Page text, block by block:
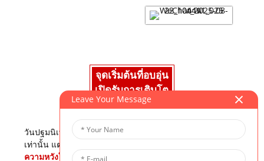
จุดเริ่มต้นที่อบอุ่น
เปิดรับการเติบโต
วันปฐมนิเทศไม่เพียงแต่เป็นการพบปะสังสรรค์ที่แสนสุข
เท่านั้น แต่ยังเป็นการเริ่มต้นปีการศึกษาใหม่ที่อบอุ่นอีกด้วย
ความหวังใหม่ เป้าหมายใหม่ และโอกาสใหม่สำหรับการ
Leave Your Message